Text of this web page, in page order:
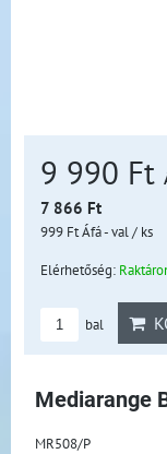
9 990 Ft
7 866 Ft
999 FtÁfá - val/ ks
Elérhetőség:
bal
Mediarange
MR508/P